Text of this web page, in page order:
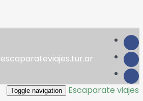
Toggle navigation Escaparate viajes